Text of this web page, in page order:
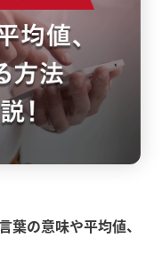
葉の意味や平均値、